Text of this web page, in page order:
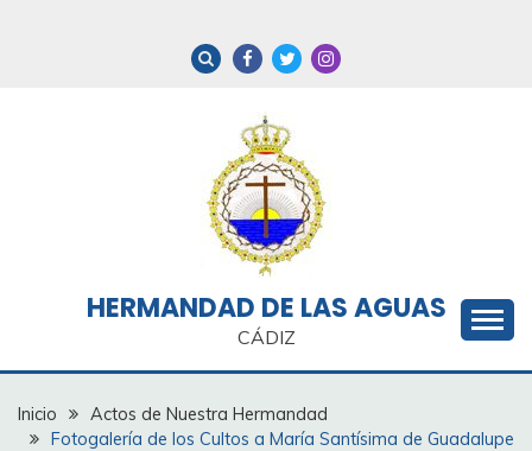
HERMANDAD DE LAS AGUAS
CÁDIZ
Inicio
Actos de Nuestra Hermandad
Fotogalería de los Cultos a María Santísima de Guadalupe